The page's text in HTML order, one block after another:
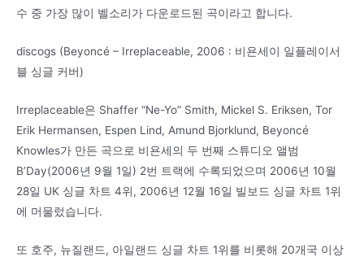
수 중 가장 많이 벨소리가 다운로드된 곡이라고 합니다.
discogs (Beyoncé – Irreplaceable, 2006 : 비욘세이 일플레이서
블 싱글 커버)
Irreplaceable은 Shaffer “Ne-Yo” Smith, Mickel S. Eriksen, Tor
Erik Hermansen, Espen Lind, Amund Bjorklund, Beyoncé
Knowles가 만든 곡으로 비욘세의 두 번째 스튜디오 앨범
B’Day(2006년 9월 1일) 2번 트랙에 수록되었으며 2006년 10월
28일 UK 싱글 차트 4위, 2006년 12월 16일 빌보드 싱글 차트 1위
에 머물렀습니다.
또 호주, 뉴질랜드, 아일랜드 싱글 차트 1위를 비롯해 20개국 이상